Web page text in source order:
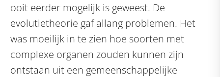
ooit eerder mogelijk is geweest. De
evolutietheorie gaf allang problemen. Het
was moeilijk in te zien hoe soorten met
complexe organen zouden kunnen zijn
ontstaan uit een gemeenschappelijke